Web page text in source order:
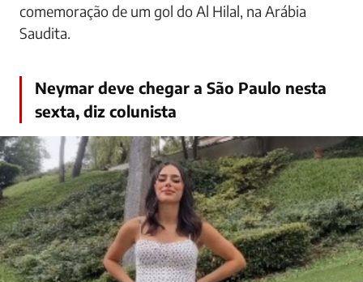
comemoração de um gol do Al Hilal, na Arábia
Saudita.
Neymar deve chegar a São Paulo nesta
sexta, diz colunista